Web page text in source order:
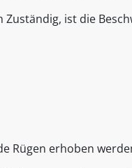
ist die
Rügen erhoben